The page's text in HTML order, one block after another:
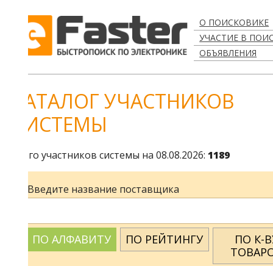
О ПОИСКОВИКЕ
УЧАСТИЕ В ПОИСКЕ
ОБЪЯВЛЕНИЯ
УЧАСТНИКОВ
участников системы на 08.08.2026:1189
Введите название поставщика
ПО АЛФАВИТУ ПО РЕЙТИНГУ
ПО К-ВУ
ТОВАРОВ